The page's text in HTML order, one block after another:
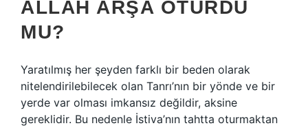
ALLAH ARŞA OTURDU
MU?
Yaratılmış her şeyden farklı bir beden olarak
nitelendirilebilecek olan Tanrı’nın bir yönde ve bir
yerde var olması imkansız değildir, aksine
gereklidir. Bu nedenle İstiva’nın tahtta oturmaktan